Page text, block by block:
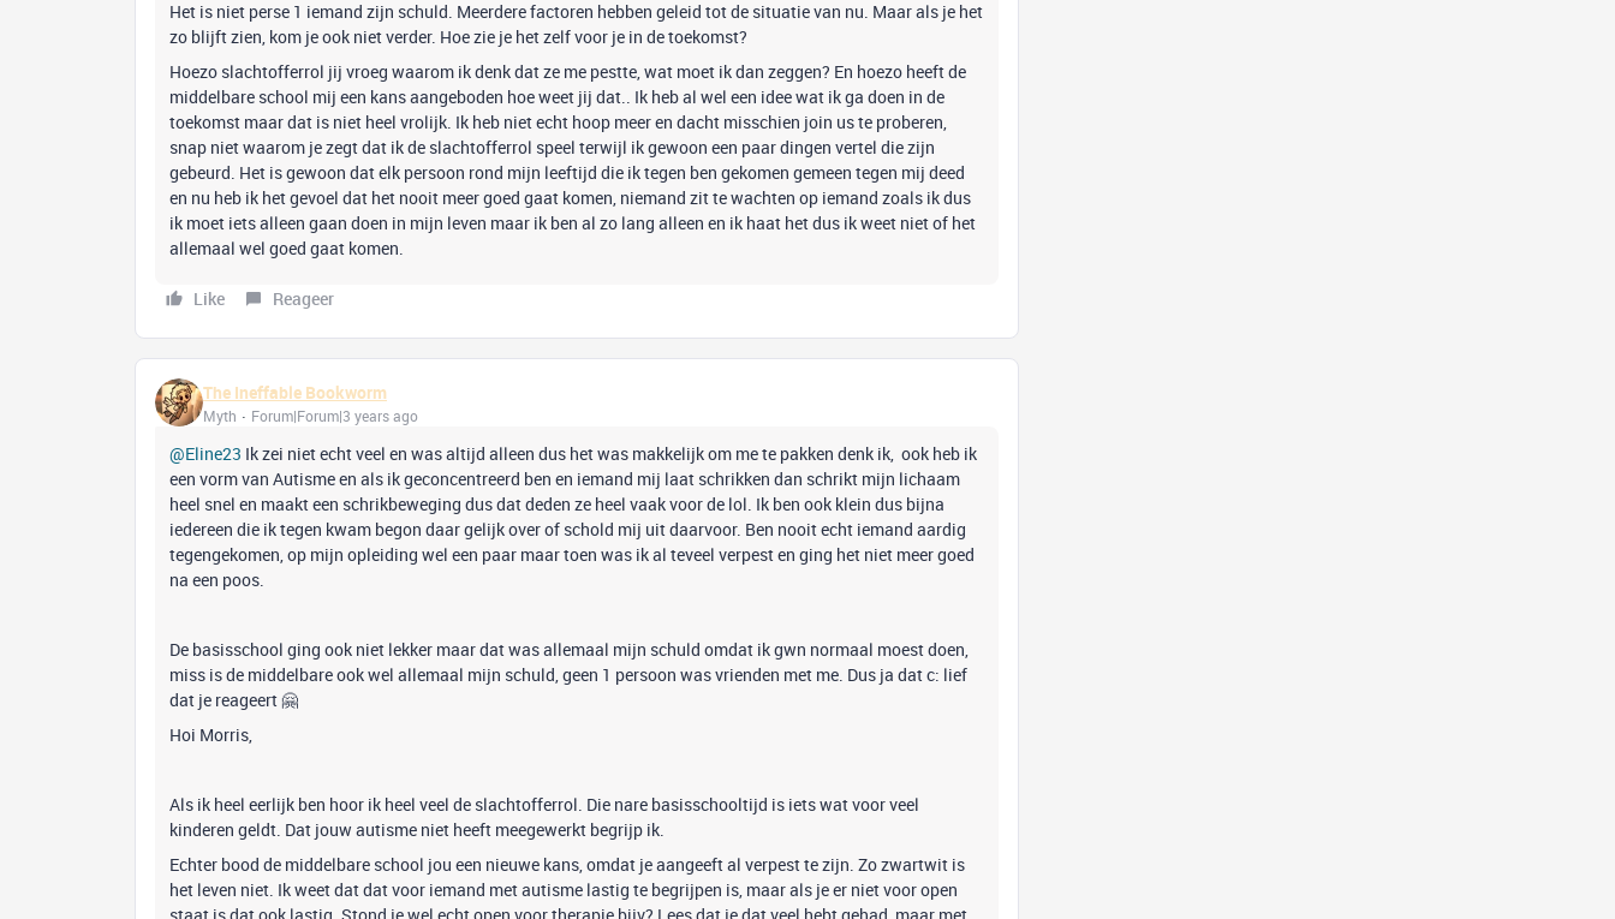
Het is niet perse 1 iemand zijn schuld. Meerdere factoren hebben geleid tot de situatie van nu. Maar als je het
zo blijft zien, kom je ook niet verder. Hoe zie je het zelf voor je in de toekomst?
Hoezo slachtofferrol jij vroeg waarom ik denk dat ze me pestte, wat moet ik dan zeggen? En hoezo heeft de
middelbare school mij een kans aangeboden hoe weet jij dat.. Ik heb al wel een idee wat ik ga doen in de
toekomst maar dat is niet heel vrolijk. Ik heb niet echt hoop meer en dacht misschien join us te proberen,
snap niet waarom je zegt dat ik de slachtofferrol speel terwijl ik gewoon een paar dingen vertel die zijn
gebeurd. Het is gewoon dat elk persoon rond mijn leeftijd die ik tegen ben gekomen gemeen tegen mij deed
en nu heb ik het gevoel dat het nooit meer goed gaat komen, niemand zit te wachten op iemand zoals ik dus
ik moet iets alleen gaan doen in mijn leven maar ik ben al zo lang alleen en ik haat het dus ik weet niet of het
allemaal wel goed gaat komen.
Like Reageer
The Ineffable Bookworm
Myth Forum|Forum|3 years ago
@Eline23 Ik zei niet echt veel en was altijd alleen dus het was makkelijk om me te pakken denk ik, ook heb ik
een vorm van Autisme en als ik geconcentreerd ben en iemand mij laat schrikken dan schrikt mijn lichaam
heel snel en maakt een schrikbeweging dus dat deden ze heel vaak voor de lol. Ik ben ook klein dus bijna
iedereen die ik tegen kwam begon daar gelijk over of schold mij uit daarvoor. Ben nooit echt iemand aardig
tegengekomen, op mijn opleiding wel een paar maar toen was ik al teveel verpest en ging het niet meer goed
na een poos.
De basisschool ging ook niet lekker maar dat was allemaal mijn schuld omdat ik gwn normaal moest doen,
miss is de middelbare ook wel allemaal mijn schuld, geen 1 persoon was vrienden met me. Dus ja dat c: lief
dat je reageert 🤗
Hoi Morris,
Als ik heel eerlijk ben hoor ik heel veel de slachtofferrol. Die nare basisschooltijd is iets wat voor veel
kinderen geldt. Dat jouw autisme niet heeft meegewerkt begrijp ik.
Echter bood de middelbare school jou een nieuwe kans, omdat je aangeeft al verpest te zijn. Zo zwartwit is
het leven niet. Ik weet dat dat voor iemand met autisme lastig te begrijpen is, maar als je er niet voor open